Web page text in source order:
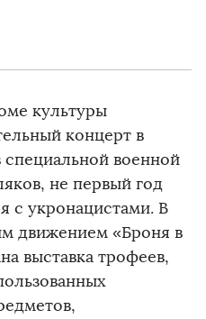
культуры
концерт в
военной
не первый год
с укронацистами. В
движением «Броня в
выставка трофеев,